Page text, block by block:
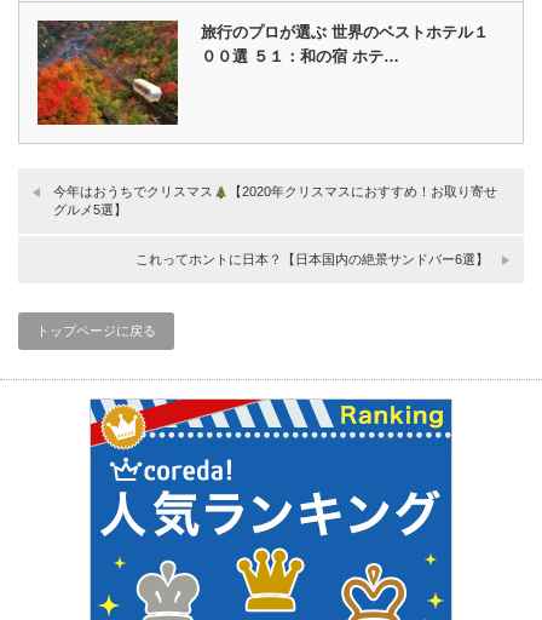
旅行のプロが選ぶ 世界のベストホテル１
００選 ５１：和の宿 ホテ…
今年はおうちでクリスマス
【2020年クリスマスにおすすめ！お取り寄せ
グルメ5選】
これってホントに日本？【日本国内の絶景サンドバー6選】
トップページに戻る